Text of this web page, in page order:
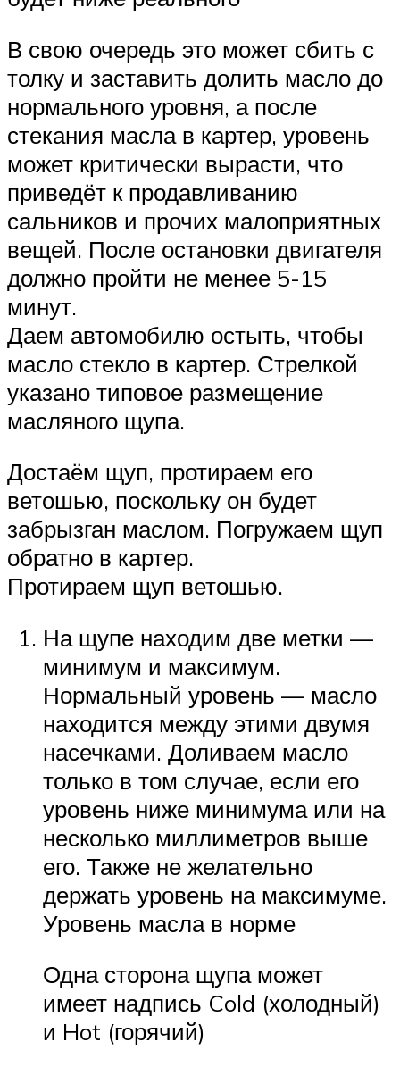
В свою очередь это может сбить с
толку и заставить долить масло до
нормального уровня, а после
стекания масла в картер, уровень
может критически вырасти, что
приведёт к продавливанию
сальников и прочих малоприятных
вещей. После остановки двигателя
должно пройти не менее 5-15
минут.
Даем автомобилю остыть, чтобы
масло стекло в картер. Стрелкой
указано типовое размещение
масляного щупа.
Достаём щуп, протираем его
ветошью, поскольку он будет
забрызган маслом. Погружаем щуп
обратно в картер.
Протираем щуп ветошью.
На щупе находим две метки —
минимум и максимум.
Нормальный уровень — масло
находится между этими двумя
насечками. Доливаем масло
только в том случае, если его
уровень ниже минимума или на
несколько миллиметров выше
его. Также не желательно
держать уровень на максимуме.
Уровень масла в норме
Одна сторона щупа может
имеет надпись Cold (холодный)
и Hot (горячий)